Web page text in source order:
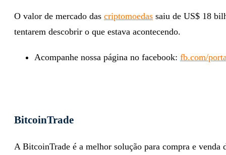
O valor de mercado das criptomoedas saiu de US$ 18
tentarem descobrir o que estava acontecendo.
Acompanhe nossa página no facebook: fb.com/
BitcoinTrade
A BitcoinTrade é a melhor solução para compra e venda